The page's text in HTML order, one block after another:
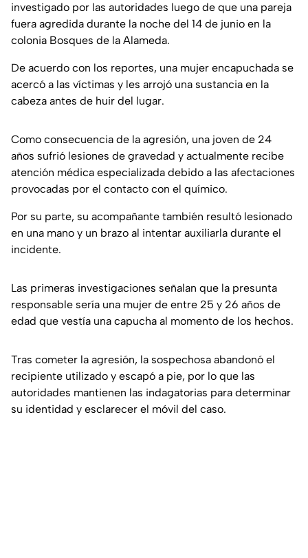
investigado por las autoridades luego de que una pareja
fuera agredida durante la noche del 14 de junio en la
colonia Bosques de la Alameda.
De acuerdo con los reportes, una mujer encapuchada se
acercó a las víctimas y les arrojó una sustancia en la
cabeza antes de huir del lugar.
Como consecuencia de la agresión, una joven de 24
años sufrió lesiones de gravedad y actualmente recibe
atención médica especializada debido a las afectaciones
provocadas por el contacto con el químico.
Por su parte, su acompañante también resultó lesionado
en una mano y un brazo al intentar auxiliarla durante el
incidente.
Las primeras investigaciones señalan que la presunta
responsable sería una mujer de entre 25 y 26 años de
edad que vestía una capucha al momento de los hechos.
Tras cometer la agresión, la sospechosa abandonó el
recipiente utilizado y escapó a pie, por lo que las
autoridades mantienen las indagatorias para determinar
su identidad y esclarecer el móvil del caso.